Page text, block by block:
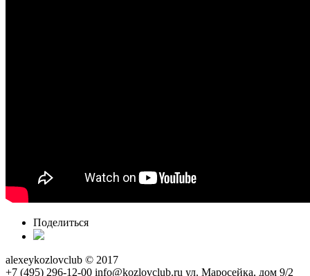
Поделиться
alexeykozlovclub © 2017
+7 (495) 296-12-00 info@kozlovclub.ru ул. Маросейка, дом 9/2